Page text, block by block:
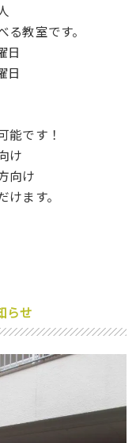
教室です。
日
日
能です！
け
向け
ます。
らせ